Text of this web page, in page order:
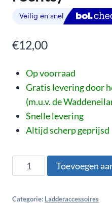
€12,00
Op voorraad
Gratis levering door
(m.u.v. de
Snelle levering
Altijd scherp geprijsd
Toevoegen
Categorie: Ladderaccessoires